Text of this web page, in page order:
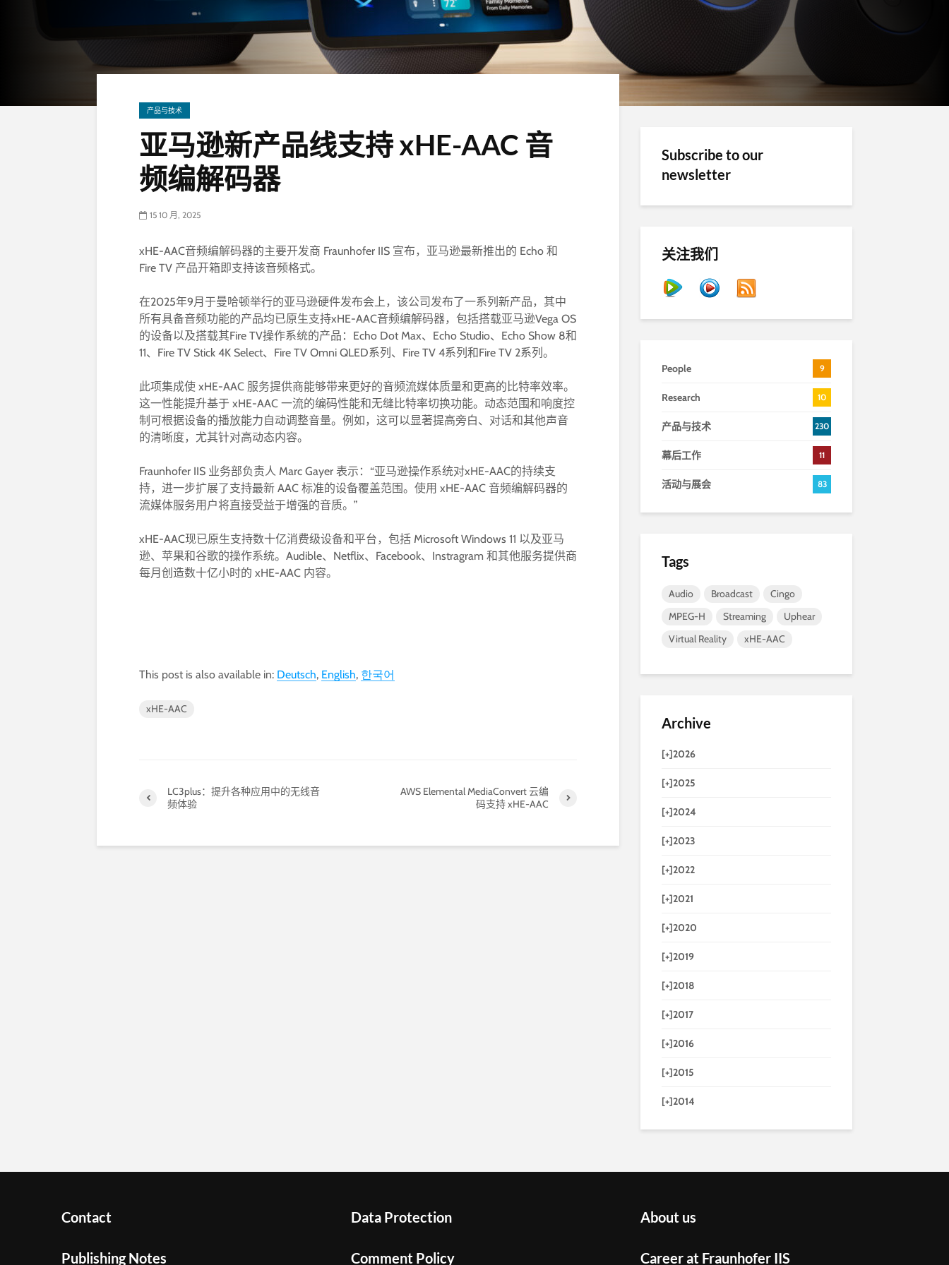
产品与技术
亚马逊新产品线支持 xHE-AAC 音
频编解码器
15 10 月, 2025
xHE-AAC音频编解码器的主要开发商 Fraunhofer IIS 宣布，亚马逊最新推出的 Echo 和
Fire TV 产品开箱即支持该音频格式。
在2025年9月于曼哈顿举行的亚马逊硬件发布会上，该公司发布了一系列新产品，其中
所有具备音频功能的产品均已原生支持xHE-AAC音频编解码器，包括搭载亚马逊Vega OS
的设备以及搭载其Fire TV操作系统的产品：Echo Dot Max、Echo Studio、Echo Show 8和
11、Fire TV Stick 4K Select、Fire TV Omni QLED系列、Fire TV 4系列和Fire TV 2系列。
此项集成使 xHE-AAC 服务提供商能够带来更好的音频流媒体质量和更高的比特率效率。
这一性能提升基于 xHE-AAC 一流的编码性能和无缝比特率切换功能。动态范围和响度控
制可根据设备的播放能力自动调整音量。例如，这可以显著提高旁白、对话和其他声音
的清晰度，尤其针对高动态内容。
Fraunhofer IIS 业务部负责人 Marc Gayer 表示：“亚马逊操作系统对xHE-AAC的持续支
持，进一步扩展了支持最新 AAC 标准的设备覆盖范围。使用 xHE-AAC 音频编解码器的
流媒体服务用户将直接受益于增强的音质。”
xHE-AAC现已原生支持数十亿消费级设备和平台，包括 Microsoft Windows 11 以及亚马
逊、苹果和谷歌的操作系统。Audible、Netflix、Facebook、Instragram 和其他服务提供商
每月创造数十亿小时的 xHE-AAC 内容。
This post is also available in: Deutsch English 한국어
xHE-AAC
LC3plus：提升各种应用中的无线音
频体验
AWS Elemental MediaConvert 云编
码支持 xHE-AAC
Subscribe to our
newsletter
关注我们
People 9
Research 10
产品与技术 230
幕后工作 11
活动与展会 83
Tags
Audio Broadcast
Cingo
MPEG-H
Streaming
Uphear
Virtual Reality
xHE-AAC
Archive
[+]2026
[+]2025
[+]2024
[+]2023
[+]2022
[+]2021
[+]2020
[+]2019
[+]2018
[+]2017
[+]2016
[+]2015
[+]2014
Contact
Publishing Notes
Data Protection
Comment Policy
About us
Career at Fraunhofer IIS